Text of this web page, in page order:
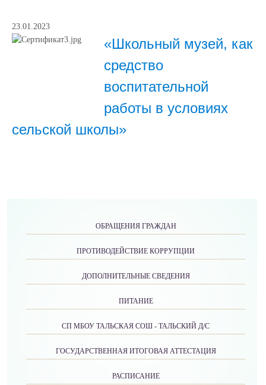
23.01.2023
«Школьный музей, как
средство
воспитательной
работы в условиях
сельской школы»
ОБРАЩЕНИЯ ГРАЖДАН
ПРОТИВОДЕЙСТВИЕ КОРРУПЦИИ
ДОПОЛНИТЕЛЬНЫЕ СВЕДЕНИЯ
ПИТАНИЕ
СП МБОУ ТАЛЬСКАЯ СОШ - ТАЛЬСКИЙ Д/С
ГОСУДАРСТВЕННАЯ ИТОГОВАЯ АТТЕСТАЦИЯ
РАСПИСАНИЕ